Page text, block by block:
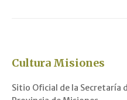
Cultura Misiones
Sitio Oficial de la Secretaría